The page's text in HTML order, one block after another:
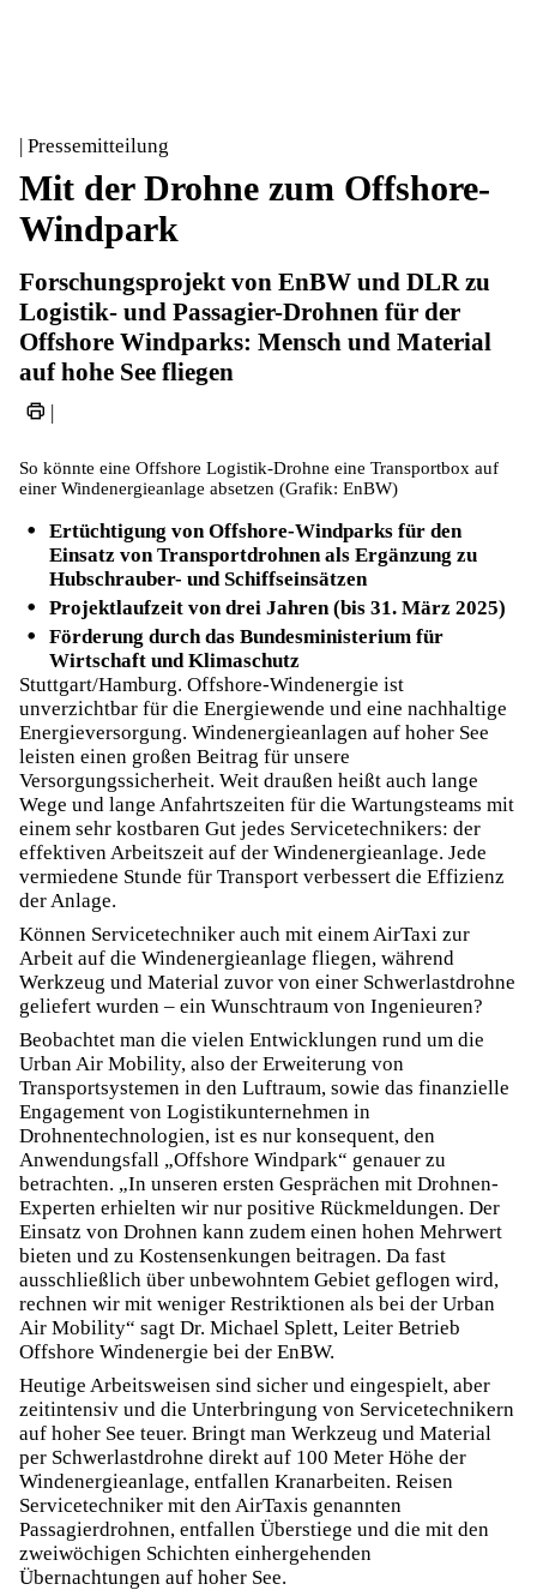
| Pressemitteilung
Mit der Drohne zum Offshore-
Windpark
Forschungsprojekt von EnBW und DLR zu
Logistik- und Passagier-Drohnen für der
Offshore Windparks: Mensch und Material
auf hohe See fliegen
|
So könnte eine Offshore Logistik-Drohne eine Transportbox auf
einer Windenergieanlage absetzen (Grafik: EnBW)
Ertüchtigung von Offshore-Windparks für den
Einsatz von Transportdrohnen als Ergänzung zu
Hubschrauber- und Schiffseinsätzen
Projektlaufzeit von drei Jahren (bis 31. März 2025)
Förderung durch das Bundesministerium für
Wirtschaft und Klimaschutz
Stuttgart/Hamburg. Offshore-Windenergie ist
unverzichtbar für die Energiewende und eine nachhaltige
Energieversorgung. Windenergieanlagen auf hoher See
leisten einen großen Beitrag für unsere
Versorgungssicherheit. Weit draußen heißt auch lange
Wege und lange Anfahrtszeiten für die Wartungsteams mit
einem sehr kostbaren Gut jedes Servicetechnikers: der
effektiven Arbeitszeit auf der Windenergieanlage. Jede
vermiedene Stunde für Transport verbessert die Effizienz
der Anlage.
Können Servicetechniker auch mit einem AirTaxi zur
Arbeit auf die Windenergieanlage fliegen, während
Werkzeug und Material zuvor von einer Schwerlastdrohne
geliefert wurden – ein Wunschtraum von Ingenieuren?
Beobachtet man die vielen Entwicklungen rund um die
Urban Air Mobility, also der Erweiterung von
Transportsystemen in den Luftraum, sowie das finanzielle
Engagement von Logistikunternehmen in
Drohnentechnologien, ist es nur konsequent, den
Anwendungsfall „Offshore Windpark“ genauer zu
betrachten. „In unseren ersten Gesprächen mit Drohnen-
Experten erhielten wir nur positive Rückmeldungen. Der
Einsatz von Drohnen kann zudem einen hohen Mehrwert
bieten und zu Kostensenkungen beitragen. Da fast
ausschließlich über unbewohntem Gebiet geflogen wird,
rechnen wir mit weniger Restriktionen als bei der Urban
Air Mobility“ sagt Dr. Michael Splett, Leiter Betrieb
Offshore Windenergie bei der EnBW.
Heutige Arbeitsweisen sind sicher und eingespielt, aber
zeitintensiv und die Unterbringung von Servicetechnikern
auf hoher See teuer. Bringt man Werkzeug und Material
per Schwerlastdrohne direkt auf 100 Meter Höhe der
Windenergieanlage, entfallen Kranarbeiten. Reisen
Servicetechniker mit den AirTaxis genannten
Passagierdrohnen, entfallen Überstiege und die mit den
zweiwöchigen Schichten einhergehenden
Übernachtungen auf hoher See.